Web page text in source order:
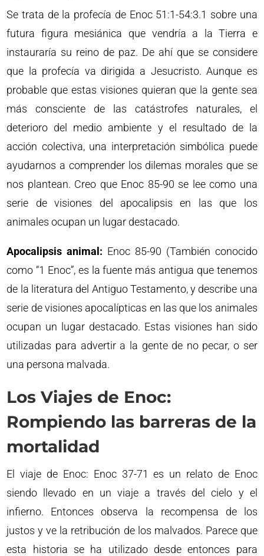
Se trata de la profecía de Enoc 51:1-54:3.1 sobre una
futura figura mesiánica que vendría a la Tierra e
instauraría su reino de paz. De ahí que se considere
que la profecía va dirigida a Jesucristo. Aunque es
probable que estas visiones quieran que la gente sea
más consciente de las catástrofes naturales, el
deterioro del medio ambiente y el resultado de la
acción colectiva, una interpretación simbólica puede
ayudarnos a comprender los dilemas morales que se
nos plantean. Creo que Enoc 85-90 se lee como una
serie de visiones del apocalipsis en las que los
animales ocupan un lugar destacado.
Apocalipsis animal: Enoc 85-90 (También conocido
como “1 Enoc”, es la fuente más antigua que tenemos
de la literatura del Antiguo Testamento, y describe una
serie de visiones apocalípticas en las que los animales
ocupan un lugar destacado. Estas visiones han sido
utilizadas para advertir a la gente de no pecar, o ser
una persona malvada.
Los Viajes de Enoc:
Rompiendo las barreras de la
mortalidad
El viaje de Enoc: Enoc 37-71 es un relato de Enoc
siendo llevado en un viaje a través del cielo y el
infierno. Entonces observa la recompensa de los
justos y ve la retribución de los malvados. Parece que
esta historia se ha utilizado desde entonces para